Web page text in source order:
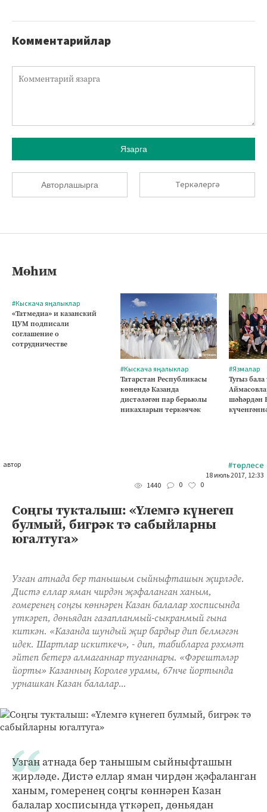
Комментарийлар
Язарга
Авторлашырга Теркәлергә
Мөһим
#Кыскача яңалыклар
«Татмедиа» и казанский
ЦУМ подписали
соглашение о
сотрудничестве
#Кыскача яңалыклар
Татарстан Республикасы
көнендә Казанда
дистәләгән пар берьюлы
никахларын теркәячәк
#Язмалар
Тугыз бала
шәһәрдән
автор #төрлесе
18 июль 2017, 12:33
1440
0 0
Соңгы тукталыш: «Үлемгә күнегеп
булмый, бигрәк тә сабыйларны
югалтуга»
Узган атнада бер танышым сыйныфташын җирләде.
Дистә еллар яман чирдән җәфаланган ханым,
гомеренең соңгы көннәрен Казан балалар хосписында
үткәреп, дөньядан газапланмый-сыкранмый гына
киткән. «Казанда шундый җир бардыр дип белмәгән
идек. Шартлар искиткеч», - дип, табибларга рәхмәт
әйтеп бетерә алмаганнар туганнары. «Фәрештәләр
йорты» Казанның Королев урамы, 67нче йортында
урнашкан Казан балалар...
Узган атнада бер танышым сыйныфташын
җирләде. Дистә еллар яман чирдән җәфаланган
ханым, гомеренең соңгы көннәрен Казан
балалар хосписында үткәреп, дөньядан